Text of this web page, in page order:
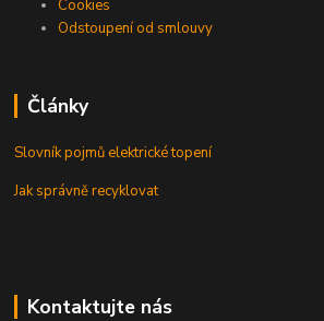
Cookies
Odstoupení od smlouvy
Články
Slovník pojmů elektrické topení
Jak správně recyklovat
Kontaktujte nás